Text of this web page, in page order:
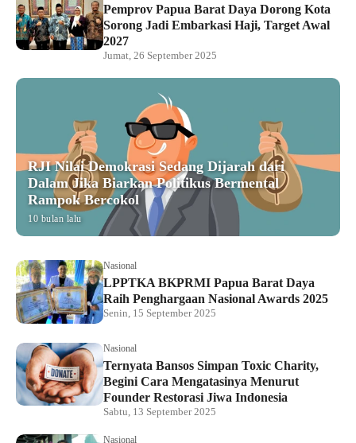
Pemprov Papua Barat Daya Dorong Kota
Sorong Jadi Embarkasi Haji, Target Awal
2027
Jumat, 26 September 2025
RJI Nilai Demokrasi Sedang Dijarah dari
Dalam Jika Biarkan Politikus Bermental
Rampok Bercokol
10 bulan lalu
Nasional
LPPTKA BKPRMI Papua Barat Daya
Raih Penghargaan Nasional Awards 2025
Senin, 15 September 2025
Nasional
Ternyata Bansos Simpan Toxic Charity,
Begini Cara Mengatasinya Menurut
Founder Restorasi Jiwa Indonesia
Sabtu, 13 September 2025
Nasional